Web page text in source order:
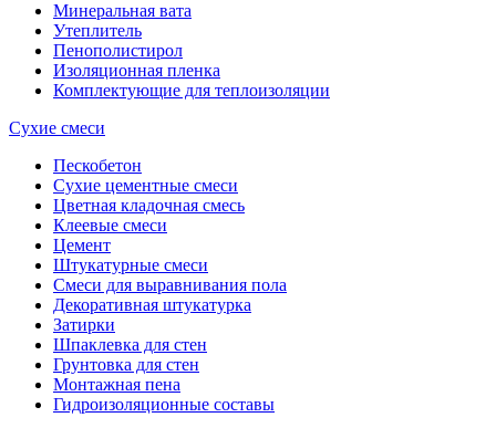
Минеральная вата
Утеплитель
Пенополистирол
Изоляционная пленка
Комплектующие для теплоизоляции
Сухие смеси
Пескобетон
Сухие цементные смеси
Цветная кладочная смесь
Клеевые смеси
Цемент
Штукатурные смеси
Смеси для выравнивания пола
Декоративная штукатурка
Затирки
Шпаклевка для стен
Грунтовка для стен
Монтажная пена
Гидроизоляционные составы